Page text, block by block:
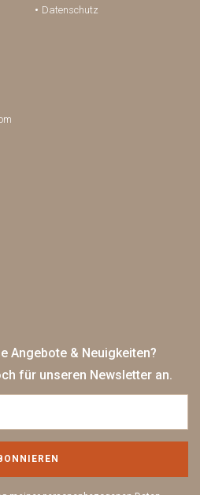
Datenschutz
Angebote & Neuigkeiten?
für unseren Newsletter an.